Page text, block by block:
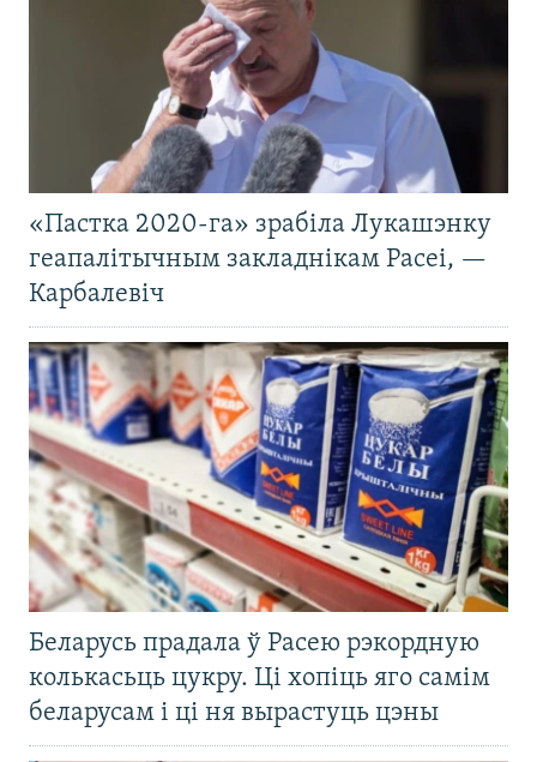
«Пастка 2020-га» зрабіла Лукашэнку
геапалітычным закладнікам Расеі, —
Карбалевіч
Беларусь прадала ў Расею рэкордную
колькасьць цукру. Ці хопіць яго самім
беларусам і ці ня вырастуць цэны